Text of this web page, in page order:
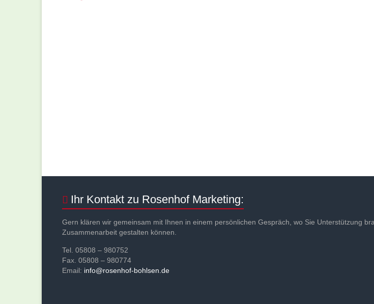
Ihr Kontakt zu Rosenhof Marketing:
Gern klären wir gemeinsam mit Ihnen in einem persönlichen Gespräch, wo Sie Unterstützung
Zusammenarbeit gestalten können.
Tel. 05808 – 980752
Fax. 05808 – 980774
Email: info@rosenhof-bohlsen.de